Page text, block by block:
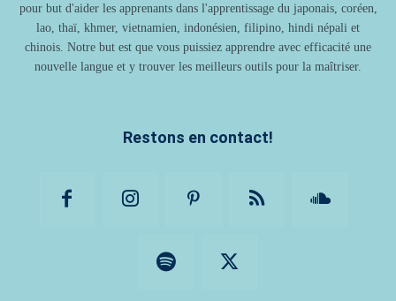
pour but d'aider les apprenants dans l'apprentissage du japonais, coréen,
lao, thaï, khmer, vietnamien, indonésien, filipino, hindi népali et
chinois. Notre but est que vous puissiez apprendre avec efficacité une
nouvelle langue et y trouver les meilleurs outils pour la maîtriser.
Restons en contact!